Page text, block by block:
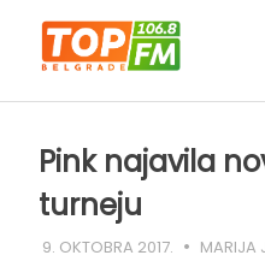
content
Pink najavila
turneju
9. OKTOBRA 2017. MARIJA